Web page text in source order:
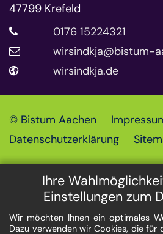
Ihre
Einstellungen zum
Wir möchten Ihnen ein optimales
Dazu verwenden wir Cookies, die für
47799 Krefeld
0176 15224321
wirsindkja@bistum-
wirsindkja.de
© Bistum Aachen
Datenschutzerklärung